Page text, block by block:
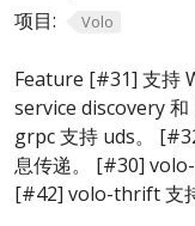
项目: Volo
Feature [#31] 支持
service discovery
grpc 支持 uds。
息传递。 [#30]
[#42] volo-thrift 支